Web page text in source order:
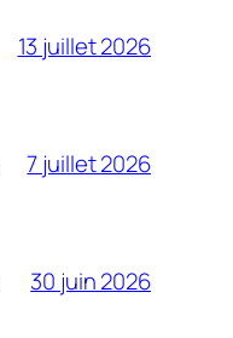
13 juillet 2026
7 juillet 2026
30 juin 2026